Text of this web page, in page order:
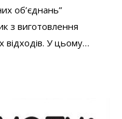
об’єднань”
з виготовлення
відходів. У цьому…